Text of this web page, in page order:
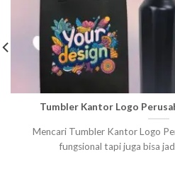
Tumbler Kantor Logo
Mencari Tumbler Kantor Logo
fungsional tapi juga bisa